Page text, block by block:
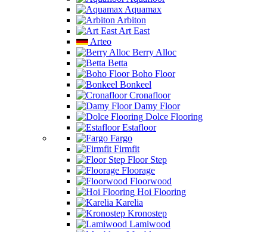
Aquamax
Arbiton
Art East
Arteo
Berry Alloc
Betta
Boho Floor
Bonkeel
Cronafloor
Damy Floor
Dolce Flooring
Estafloor
Fargo
Firmfit
Floor Step
Floorage
Floorwood
Hoi Flooring
Karelia
Kronostep
Lamiwood